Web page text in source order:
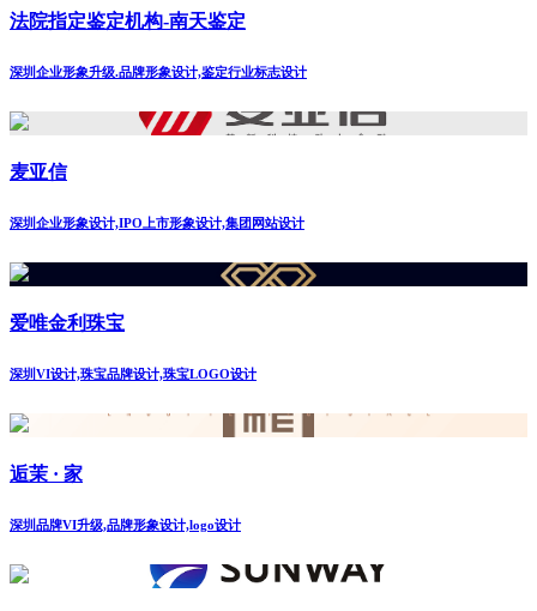
法院指定鉴定机构-南天鉴定
深圳企业形象升级.品牌形象设计,鉴定行业标志设计
麦亚信
深圳企业形象设计,IPO上市形象设计,集团网站设计
爱唯金利珠宝
深圳VI设计,珠宝品牌设计,珠宝LOGO设计
逅茉 · 家
深圳品牌VI升级,品牌形象设计,logo设计